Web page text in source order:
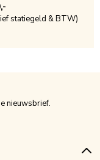
statiegeld & BTW)
nieuwsbrief.